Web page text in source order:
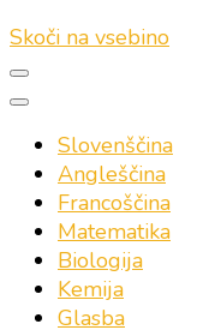
Skoči na vsebino
Slovenščina
Angleščina
Francoščina
Matematika
Biologija
Kemija
Glasba